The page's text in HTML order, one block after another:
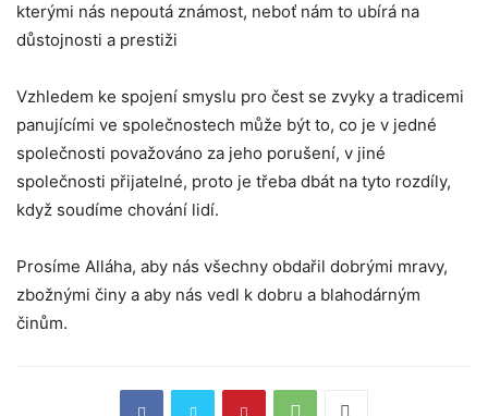
kterými nás nepoutá známost, neboť nám to ubírá na
důstojnosti a prestiži
Vzhledem ke spojení smyslu pro čest se zvyky a tradicemi
panujícími ve společnostech může být to, co je v jedné
společnosti považováno za jeho porušení, v jiné
společnosti přijatelné, proto je třeba dbát na tyto rozdíly,
když soudíme chování lidí.
Prosíme Alláha, aby nás všechny obdařil dobrými mravy,
zbožnými činy a aby nás vedl k dobru a blahodárným
činům.